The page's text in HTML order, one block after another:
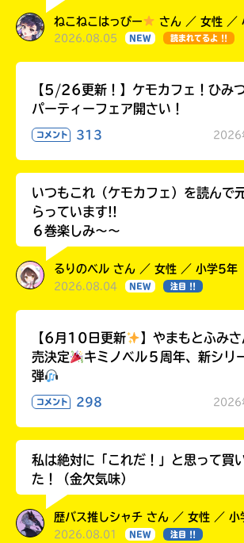
ねこねこはっぴー さん ／ 女性 ／
2026.08.05 NEW 読まれてるよ !!
【5/26更新！】ケモカフェ！ひみ
パーティーフェア開さい！
コメント 313 2026
いつもこれ（ケモカフェ）を読んで
らっています!!
６巻楽しみ～～
るりのベル さん ／ 女性 ／ 小学5年
2026.08.04 NEW 注目 !!
【6月10日更新
】やまもとふみ
売決定
キミノベル５周年、新シリ
弾
コメント 298 2026
私は絶対に「これだ！」と思って買
た！（金欠気味）
歴バス推しシャチ さん ／ 女性 ／ 小
2026.08.01 NEW 注目 !!